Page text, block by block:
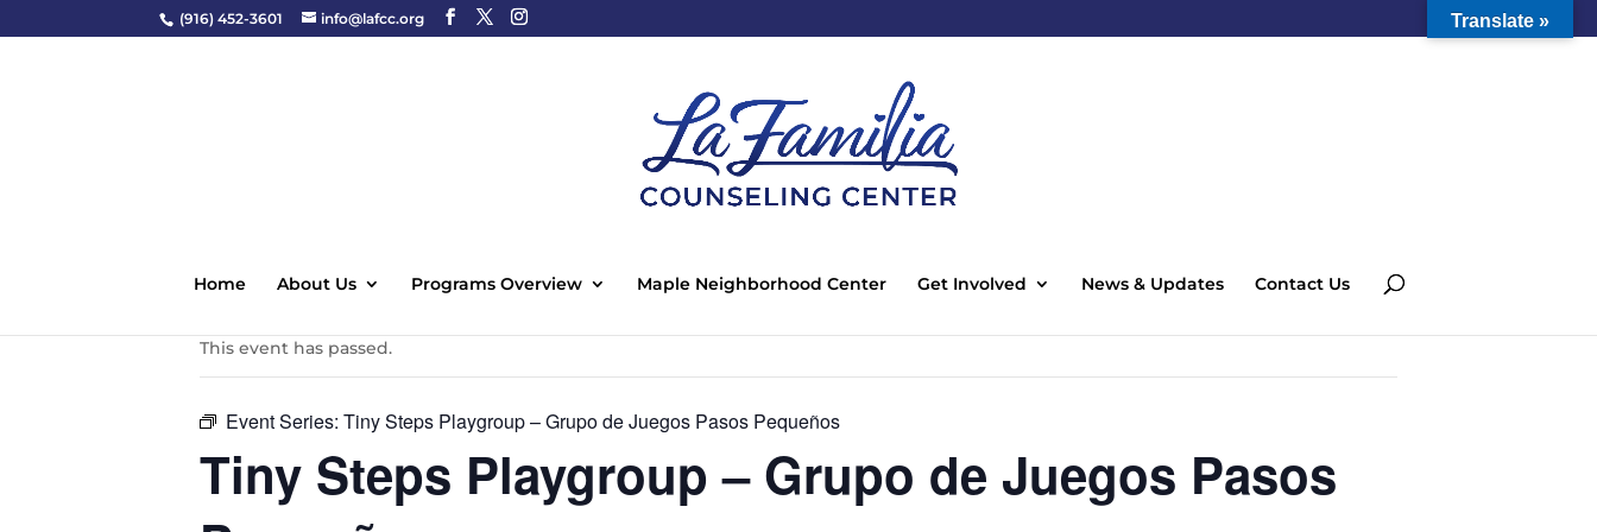
(916) 452-3601 info@lafcc.org
Home About Us Programs Overview Maple Neighborhood Center Get Involved News & Updates Contact Us
« All Events
This event has passed.
Event Series: Tiny Steps Playgroup – Grupo de Juegos Pasos Pequeños
Tiny Steps Playgroup – Grupo de Juegos Pasos
Translate »